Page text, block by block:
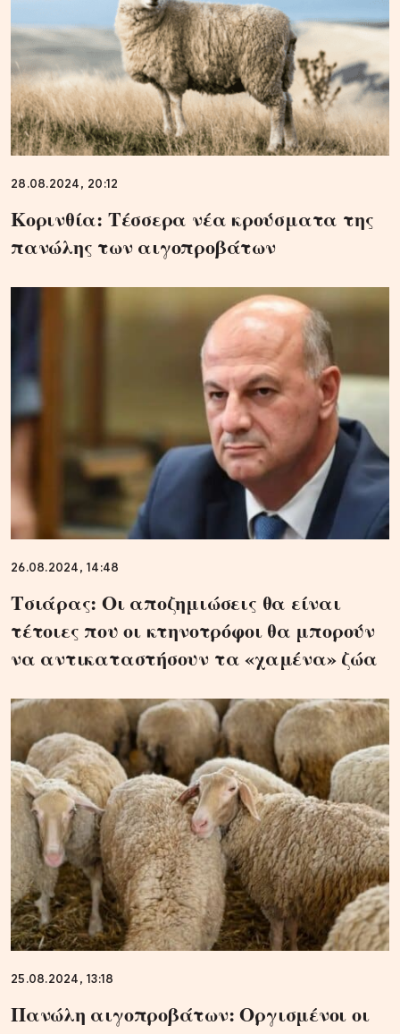
28.08.2024, 20:12
Κορινθία: Τέσσερα νέα κρούσματα της
πανώλης των αιγοπροβάτων
26.08.2024, 14:48
Τσιάρας: Οι αποζημιώσεις θα είναι
τέτοιες που οι κτηνοτρόφοι θα μπορούν
να αντικαταστήσουν τα «χαμένα» ζώα
25.08.2024, 13:18
Πανώλη αιγοπροβάτων: Οργισμένοι οι